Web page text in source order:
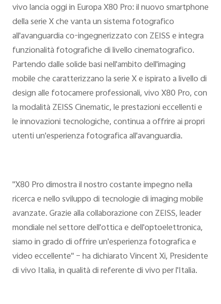
vivo lancia oggi in Europa X80 Pro: il nuovo smartphone
della serie X che vanta un sistema fotografico
all'avanguardia co-ingegnerizzato con ZEISS e integra
funzionalità fotografiche di livello cinematografico.
Partendo dalle solide basi nell'ambito dell'imaging
mobile che caratterizzano la serie X e ispirato a livello di
design alle fotocamere professionali, vivo X80 Pro, con
la modalità ZEISS Cinematic, le prestazioni eccellenti e
le innovazioni tecnologiche, continua a offrire ai propri
utenti un'esperienza fotografica all'avanguardia.
"X80 Pro dimostra il nostro costante impegno nella
ricerca e nello sviluppo di tecnologie di imaging mobile
avanzate. Grazie alla collaborazione con ZEISS, leader
mondiale nel settore dell'ottica e dell'optoelettronica,
siamo in grado di offrire un'esperienza fotografica e
video eccellente" – ha dichiarato Vincent Xi, Presidente
di vivo Italia, in qualità di referente di vivo per l'Italia.